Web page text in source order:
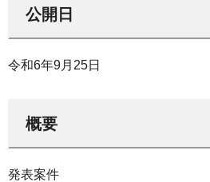
公開日
令和6年9月25日
概要
発表案件